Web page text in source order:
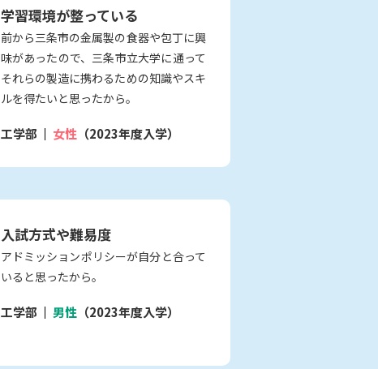
学習環境が整っている
前から三条市の金属製の食器や包丁に興
味があったので、三条市立大学に通って
それらの製造に携わるための知識やスキ
ルを得たいと思ったから。
工学部 女性 （2023年度入学）
入試方式や難易度
アドミッションポリシーが自分と合って
いると思ったから。
工学部 男性 （2023年度入学）